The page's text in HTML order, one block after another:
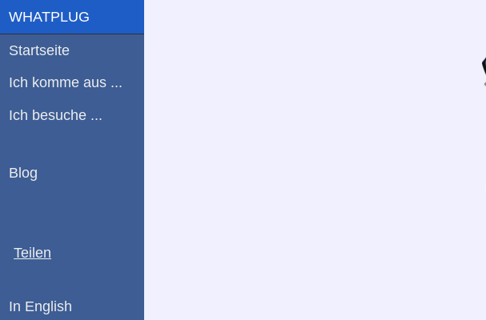
WHATPLUG
Startseite
Ich komme aus ...
Ich besuche ...
Blog
Teilen
In English